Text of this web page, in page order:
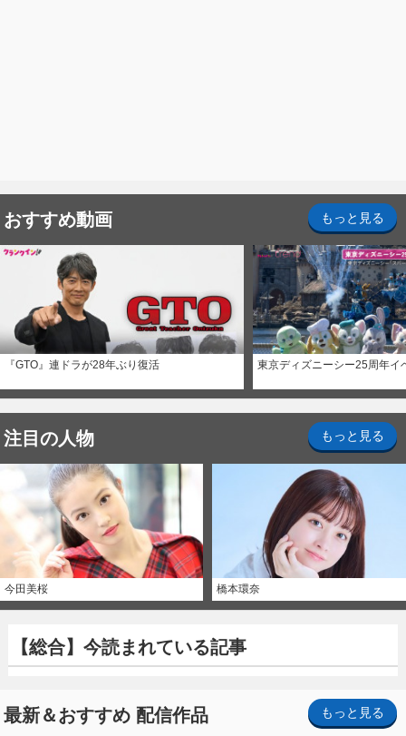
おすすめ動画 もっと見る
『GTO』連ドラが28年ぶり復活 東京ディズニーシー25周年イ
注目の人物 もっと見る
今田美桜 橋本環奈
【総合】今読まれている記事
最新＆おすすめ 配信作品 もっと見る